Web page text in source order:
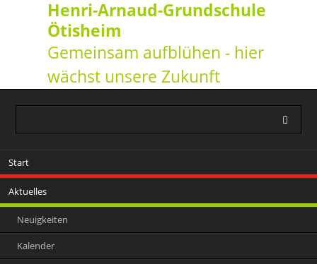
Henri-Arnaud-Grundschule
Ötisheim
Gemeinsam aufblühen - hier
wächst unsere Zukunft
überspringen
Start
Aktuelles
Neuigkeiten
Kalender